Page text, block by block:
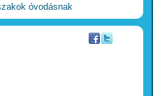
óvodásnak